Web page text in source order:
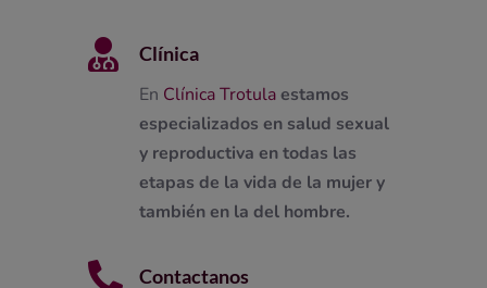

Clínica
En Clínica Trotulaestamos
especializados en salud sexual
y reproductiva en todas las
etapas de la vida de la mujer y
también en la del hombre.

Contactanos